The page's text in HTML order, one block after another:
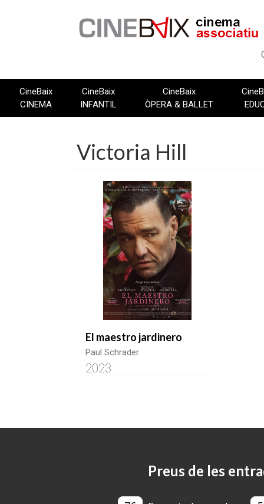
CineBaix
CINEMA
CineBaix
INFANTIL
CineBaix
ÒPERA & BALLET
Victoria Hill
El maestro jardinero
Paul Schrader
2023
Preus de les